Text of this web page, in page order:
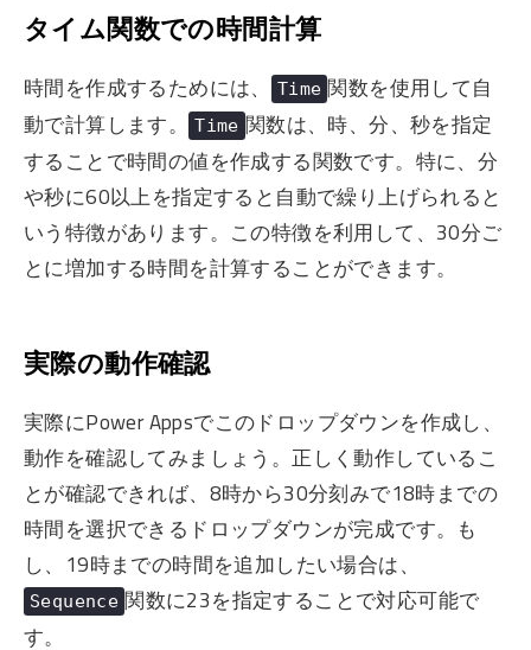
タイム関数での時間計算
時間を作成するためには、 Time 関数を使用して自
動で計算します。 Time 関数は、時、分、秒を指定
することで時間の値を作成する関数です。特に、分
や秒に60以上を指定すると自動で繰り上げられると
いう特徴があります。この特徴を利用して、30分ご
とに増加する時間を計算することができます。
実際の動作確認
実際にPower Appsでこのドロップダウンを作成し、
動作を確認してみましょう。正しく動作しているこ
とが確認できれば、8時から30分刻みで18時までの
時間を選択できるドロップダウンが完成です。も
し、19時までの時間を追加したい場合は、
Sequence 関数に23を指定することで対応可能で
す。